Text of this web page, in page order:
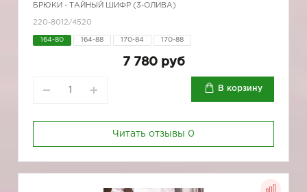
БРЮКИ - ТАЙНЫЙ ШИФР (3-ОЛИВА)
220-8012/4520
164-80 164-88 170-84 170-88
7 780 руб
В корзину
Читать отзывы 0